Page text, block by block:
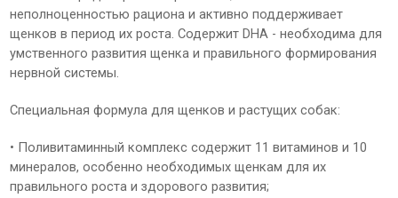
неполноценностью рациона и активно поддерживает
щенков в период их роста. Содержит DHA - необходима для
умственного развития щенка и правильного формирования
нервной системы.
Специальная формула для щенков и растущих собак:
• Поливитаминный комплекс содержит 11 витаминов и 10
минералов, особенно необходимых щенкам для их
правильного роста и здорового развития;